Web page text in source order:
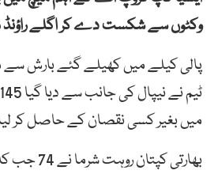
وکٹوں سے شکست دے کر اگلے راؤنڈ
پالی کیلے میں کھیلے گئے بارش سے
میں بغیر کسی نقصان کے حاصل کر